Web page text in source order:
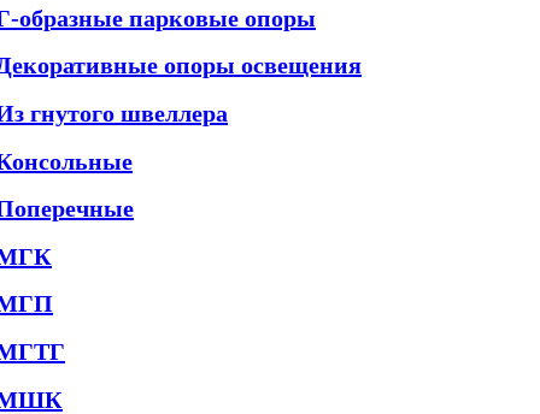
образные парковые опоры
опоры освещения
гнутого швеллера